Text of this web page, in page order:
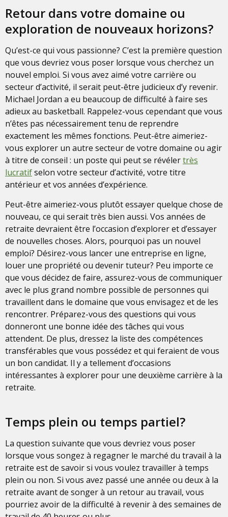
Retour dans votre domaine ou
exploration de nouveaux horizons?
Qu’est-ce qui vous passionne? C’est la première question
que vous devriez vous poser lorsque vous cherchez un
nouvel emploi. Si vous avez aimé votre carrière ou
secteur d’activité, il serait peut-être judicieux d’y revenir.
Michael Jordan a eu beaucoup de difficulté à faire ses
adieux au basketball. Rappelez-vous cependant que vous
n’êtes pas nécessairement tenu de reprendre
exactement les mêmes fonctions. Peut-être aimeriez-
vous explorer un autre secteur de votre domaine ou agir
à titre de conseil : un poste qui peut se révélertrès
lucratifselon votre secteur d’activité, votre titre
antérieur et vos années d’expérience.
Peut-être aimeriez-vous plutôt essayer quelque chose de
nouveau, ce qui serait très bien aussi. Vos années de
retraite devraient être l’occasion d’explorer et d’essayer
de nouvelles choses. Alors, pourquoi pas un nouvel
emploi? Désirez-vous lancer une entreprise en ligne,
louer une propriété ou devenir tuteur? Peu importe ce
que vous décidez de faire, assurez-vous de communiquer
avec le plus grand nombre possible de personnes qui
travaillent dans le domaine que vous envisagez et de les
rencontrer. Préparez-vous des questions qui vous
donneront une bonne idée des tâches qui vous
attendent. De plus, dressez la liste des compétences
transférables que vous possédez et qui feraient de vous
un bon candidat. Il y a tellement d’occasions
intéressantes à explorer pour une deuxième carrière à la
retraite.
Temps plein ou temps partiel?
La question suivante que vous devriez vous poser
lorsque vous songez à regagner le marché du travail à la
retraite est de savoir si vous voulez travailler à temps
plein ou non. Si vous avez passé une année ou deux à la
retraite avant de songer à un retour au travail, vous
pourriez avoir de la difficulté à revenir à des semaines de